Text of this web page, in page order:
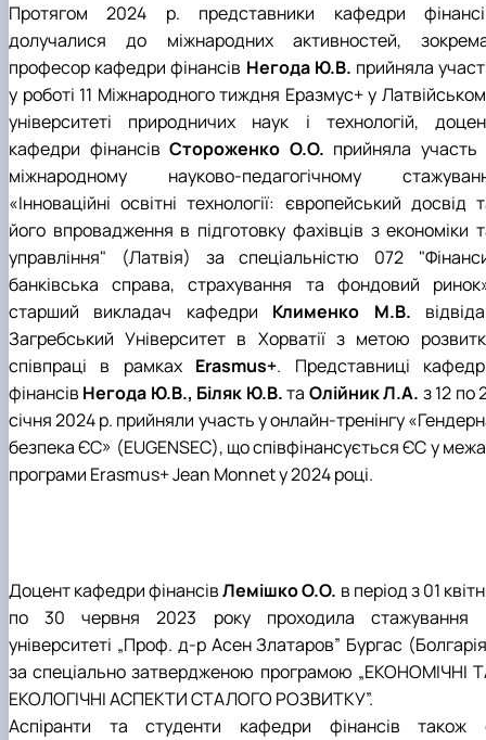
Протягом 2024 р. представники кафедри
долучалися до міжнародних активностей,
професор кафедри фінансів Негода Ю.В. прийняла
у роботі 11 Міжнародного тиждня Еразмус+ у
університеті природничих наук і технологій,
кафедри фінансів Стороженко О.О. прийняла участь
міжнародному науково-педагогічному
«Інноваційні освітні технології: європейський досвід
його впровадження в підготовку фахівців з економіки
управління" (Латвія) за спеціальністю 072
банківська справа, страхування та фондовий
старший викладач кафедри Клименко М.В.
Загребський Університет в Хорватії з метою
співпраці в рамках Erasmus+. Представниці
фінансів Негода Ю.В., Біляк Ю.В.та Олійник Л.А. з 12 по
січня 2024 р. прийняли участь у онлайн-тренінгу
безпека ЄС» (EUGENSEC), що співфінансується ЄС у
програми Erasmus+ Jean Monnet у 2024 році.
Доцент кафедри фінансівЛемішко О.О. в період з 01
по 30 червня 2023 року проходила стажування
університеті „Проф. д-р Асен Златаров” Бургас
за спеціально затвердженою програмою „ЕКОНОМІЧНІ
ЕКОЛОГІЧНІ АСПЕКТИ СТАЛОГО РОЗВИТКУ”.
Аспіранти та студенти кафедри фінансів також